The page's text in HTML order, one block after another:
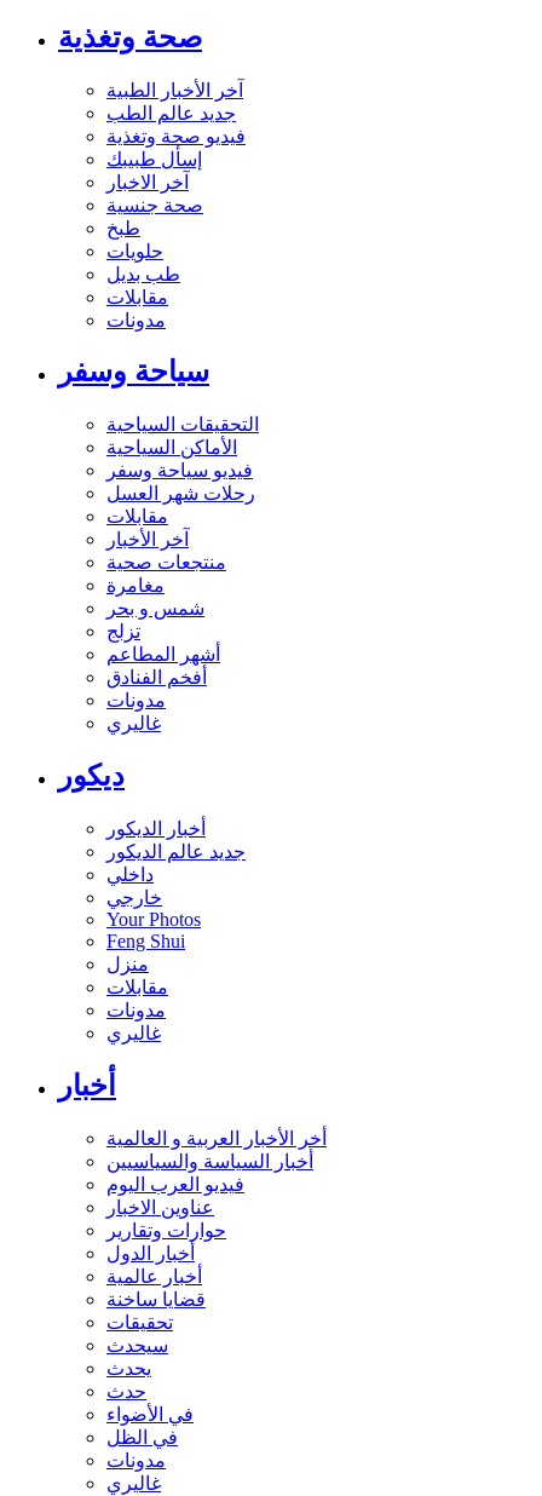
صحة وتغذية
آخر الأخبار الطبية
جديد عالم الطب
فيديو صحة وتغذية
إسأل طبيبك
آخر الاخبار
صحة جنسية
طبخ
حلويات
طب بديل
مقابلات
مدونات
سياحة وسفر
التحقيقات السياحية
الأماكن السياحية
فيديو سياحة وسفر
رحلات شهر العسل
مقابلات
آخر الأخبار
منتجعات صحية
مغامرة
شمس و بحر
تزلج
أشهر المطاعم
أفخم الفنادق
مدونات
غاليري
ديكور
أخبار الديكور
جديد عالم الديكور
داخلي
خارجي
Your Photos
Feng Shui
منزل
مقابلات
مدونات
غاليري
أخبار
أخر الأخبار العربية و العالمية
أخبار السياسة والسياسيين
فيديو العرب اليوم
عناوين الاخبار
حوارات وتقارير
أخبار الدول
أخبار عالمية
قضايا ساخنة
تحقيقات
سيحدث
يحدث
حدث
في الأضواء
في الظل
مدونات
غاليري